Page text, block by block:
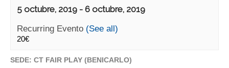
5 octubre, 2019 - 6 octubre, 2019
Recurring Evento (See all)
20€
SEDE: CT FAIR PLAY (BENICARLO)